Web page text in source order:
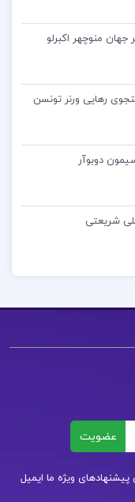
عضویت
ویژه ما ایمیل